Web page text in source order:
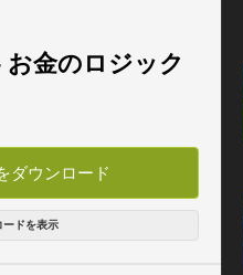
金のロジック
ダウンロード
ードを表示